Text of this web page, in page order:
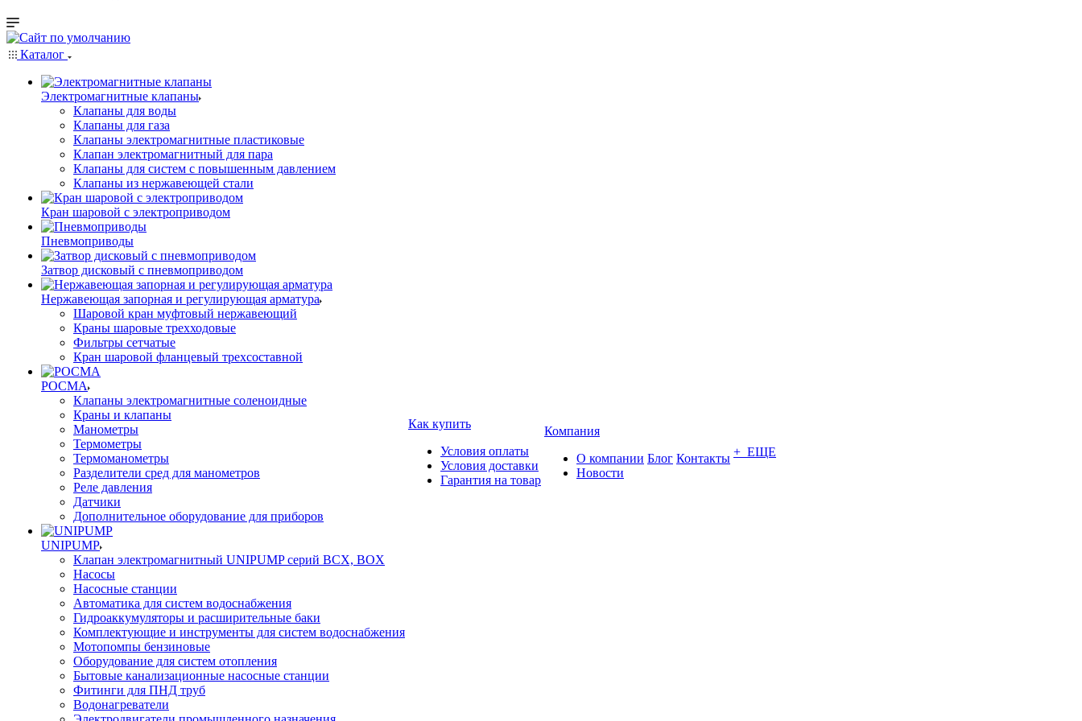
Каталог
Электромагнитные клапаны
Клапаны для воды
Клапаны для газа
Клапаны электромагнитные пластиковые
Клапан электромагнитный для пара
Клапаны для систем с повышенным давлением
Клапаны из нержавеющей стали
Кран шаровой с электроприводом
Пневмоприводы
Затвор дисковый с пневмоприводом
Нержавеющая запорная и регулирующая арматура
Шаровой кран муфтовый нержавеющий
Краны шаровые трехходовые
Фильтры сетчатые
Кран шаровой фланцевый трехсоставной
РОСМА
Клапаны электромагнитные соленоидные
Краны и клапаны
Манометры
Термометры
Термоманометры
Разделители сред для манометров
Реле давления
Датчики
Дополнительное оборудование для приборов
UNIPUMP
Клапан электромагнитный UNIPUMP серий BCX, BOX
Насосы
Насосные станции
Автоматика для систем водоснабжения
Гидроаккумуляторы и расширительные баки
Комплектующие и инструменты для систем водоснабжения
Мотопомпы бензиновые
Оборудование для систем отопления
Бытовые канализационные насосные станции
Фитинги для ПНД труб
Водонагреватели
Как купить
Условия оплаты
Условия доставки
Гарантия на товар
Компания
О компании
Новости
Блог Контакты + ЕЩЕ